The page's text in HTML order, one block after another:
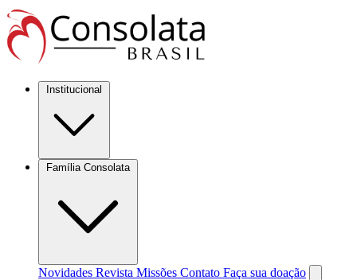
Institucional
Família Consolata
Novidades Revista Missões Contato Faça sua doação